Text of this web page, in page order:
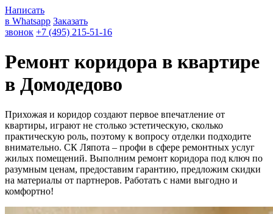
Написать
в Whatsapp Заказать
звонок +7 (495) 215-51-16
Ремонт коридора в квартире
в Домодедово
Прихожая и коридор создают первое впечатление от
квартиры, играют не столько эстетическую, сколько
практическую роль, поэтому к вопросу отделки подходите
внимательно. СК Ляпота – профи в сфере ремонтных услуг
жилых помещений. Выполним ремонт коридора под ключ по
разумным ценам, предоставим гарантию, предложим скидки
на материалы от партнеров. Работать с нами выгодно и
комфортно!